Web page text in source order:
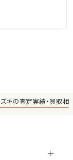
キの査定実績・買取相